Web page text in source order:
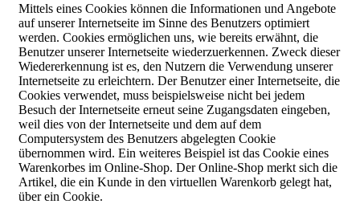
Mittels eines Cookies können die Informationen und Angebote
auf unserer Internetseite im Sinne des Benutzers optimiert
werden. Cookies ermöglichen uns, wie bereits erwähnt, die
Benutzer unserer Internetseite wiederzuerkennen. Zweck dieser
Wiedererkennung ist es, den Nutzern die Verwendung unserer
Internetseite zu erleichtern. Der Benutzer einer Internetseite, die
Cookies verwendet, muss beispielsweise nicht bei jedem
Besuch der Internetseite erneut seine Zugangsdaten eingeben,
weil dies von der Internetseite und dem auf dem
Computersystem des Benutzers abgelegten Cookie
übernommen wird. Ein weiteres Beispiel ist das Cookie eines
Warenkorbes im Online-Shop. Der Online-Shop merkt sich die
Artikel, die ein Kunde in den virtuellen Warenkorb gelegt hat,
über ein Cookie.